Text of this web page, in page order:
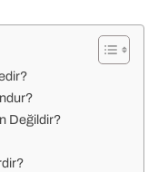
Değildir?